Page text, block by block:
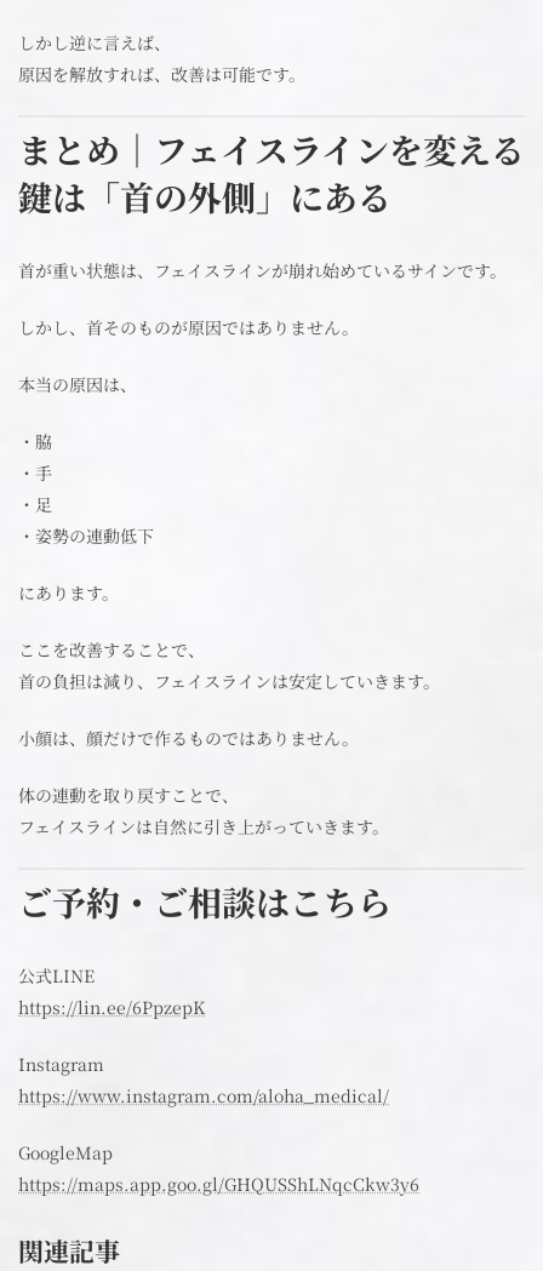
しかし逆に言えば、
原因を解放すれば、改善は可能です。
まとめ｜フェイスラインを変える
鍵は「首の外側」にある
首が重い状態は、フェイスラインが崩れ始めているサインです。
しかし、首そのものが原因ではありません。
本当の原因は、
・脇
・手
・足
・姿勢の連動低下
にあります。
ここを改善することで、
首の負担は減り、フェイスラインは安定していきます。
小顔は、顔だけで作るものではありません。
体の連動を取り戻すことで、
フェイスラインは自然に引き上がっていきます。
ご予約・ご相談はこちら
公式LINE
https://lin.ee/6PpzepK
Instagram
https://www.instagram.com/aloha_medical/
GoogleMap
https://maps.app.goo.gl/GHQUSShLNqcCkw3y6
関連記事